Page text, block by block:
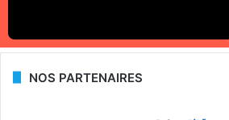
NOS PARTENAIRES